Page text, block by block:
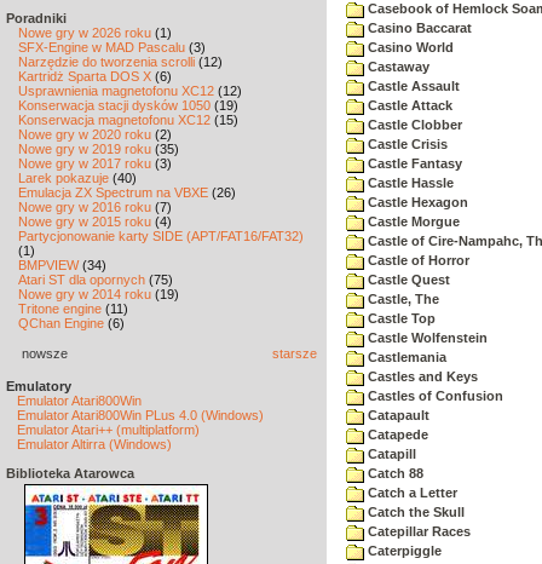
Poradniki
Nowe gry w 2026 roku (1)
SFX-Engine w MAD Pascalu (3)
Narzędzie do tworzenia scrolli (12)
Kartridż Sparta DOS X (6)
Usprawnienia magnetofonu XC12 (12)
Konserwacja stacji dysków 1050 (19)
Konserwacja magnetofonu XC12 (15)
Nowe gry w 2020 roku (2)
Nowe gry w 2019 roku (35)
Nowe gry w 2017 roku (3)
Larek pokazuje (40)
Emulacja ZX Spectrum na VBXE (26)
Nowe gry w 2016 roku (7)
Nowe gry w 2015 roku (4)
Partycjonowanie karty SIDE (APT/FAT16/FAT32)
(1)
BMPVIEW(34)
Atari ST dla opornych (75)
Nowe gry w 2014 roku (19)
Tritone engine (11)
QChan Engine (6)
nowsze starsze
Emulatory
Emulator Atari800Win
Emulator Atari800Win PLus 4.0 (Windows)
Emulator Atari++ (multiplatform)
Emulator Altirra (Windows)
Biblioteka Atarowca
Casebook of Hemlock
Casino Baccarat
Casino World
Castaway
Castle Assault
Castle Attack
Castle Clobber
Castle Crisis
Castle Fantasy
Castle Hassle
Castle Hexagon
Castle Morgue
Castle of Cire-Nampahc,
Castle of Horror
Castle Quest
Castle, The
Castle Top
Castle Wolfenstein
Castlemania
Castles and Keys
Castles of Confusion
Catapault
Catapede
Catapill
Catch 88
Catch a Letter
Catch the Skull
Catepillar Races
Caterpiggle